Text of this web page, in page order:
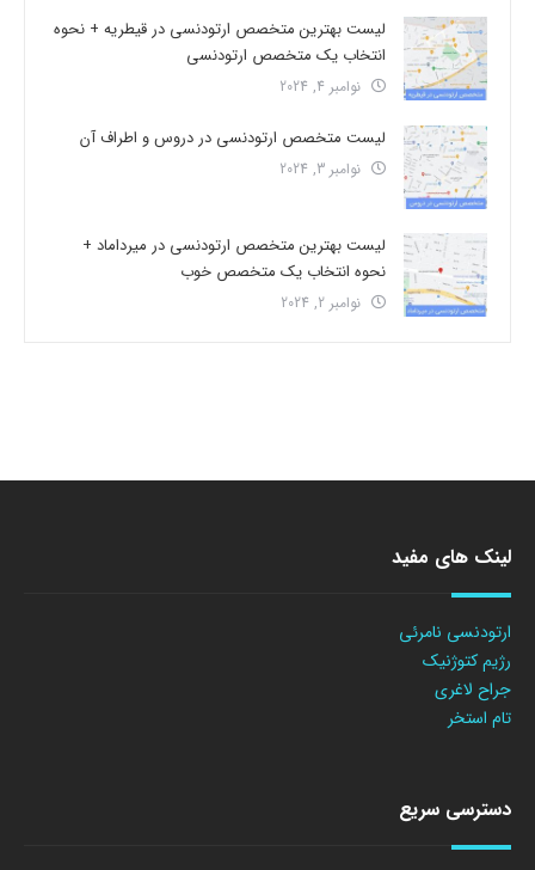
لیست بهترین متخصص ارتودنسی در قیطریه + نحوه
انتخاب یک متخصص ارتودنسی
نوامبر 4, 2024
لیست متخصص ارتودنسی در دروس و اطراف آن
نوامبر 3, 2024
لیست بهترین متخصص ارتودنسی در میرداماد +
نحوه انتخاب یک متخصص خوب
نوامبر 2, 2024
لینک های مفید
ارتودنسی نامرئی
رژیم کتوژنیک
جراح لاغری
تام استخر
دسترسی سریع